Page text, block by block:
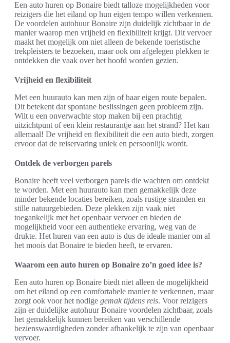
Een auto huren op Bonaire biedt talloze mogelijkheden voor
reizigers die het eiland op hun eigen tempo willen verkennen.
De voordelen autohuur Bonaire zijn duidelijk zichtbaar in de
manier waarop men vrijheid en flexibiliteit krijgt. Dit vervoer
maakt het mogelijk om niet alleen de bekende toeristische
trekpleisters te bezoeken, maar ook om afgelegen plekken te
ontdekken die vaak over het hoofd worden gezien.
Vrijheid en flexibiliteit
Met een huurauto kan men zijn of haar eigen route bepalen.
Dit betekent dat spontane beslissingen geen probleem zijn.
Wilt u een onverwachte stop maken bij een prachtig
uitzichtpunt of een klein restaurantje aan het strand? Het kan
allemaal! De vrijheid en flexibiliteit die een auto biedt, zorgen
ervoor dat de reiservaring uniek en persoonlijk wordt.
Ontdek de verborgen parels
Bonaire heeft veel verborgen parels die wachten om ontdekt
te worden. Met een huurauto kan men gemakkelijk deze
minder bekende locaties bereiken, zoals rustige stranden en
stille natuurgebieden. Deze plekken zijn vaak niet
toegankelijk met het openbaar vervoer en bieden de
mogelijkheid voor een authentieke ervaring, weg van de
drukte. Het huren van een auto is dus de ideale manier om al
het moois dat Bonaire te bieden heeft, te ervaren.
Waarom een auto huren op Bonaire zo’n goed idee is?
Een auto huren op Bonaire biedt niet alleen de mogelijkheid
om het eiland op een comfortabele manier te verkennen, maar
zorgt ook voor het nodige gemak tijdens reis. Voor reizigers
zijn er duidelijke autohuur Bonaire voordelen zichtbaar, zoals
het gemakkelijk kunnen bereiken van verschillende
bezienswaardigheden zonder afhankelijk te zijn van openbaar
vervoer.